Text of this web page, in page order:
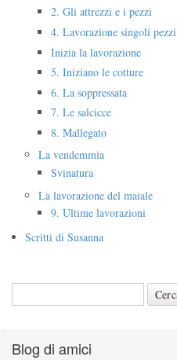
2. Gli attrezzi e i pezzi
4. Lavorazione singoli pezzi
Inizia la lavorazione
5. Iniziano le cotture
6. La soppressata
7. Le salcicce
8. Mallegato
La vendemmia
Svinatura
La lavorazione del maiale
9. Ultime lavorazioni
Scritti di Susanna
Blog di amici